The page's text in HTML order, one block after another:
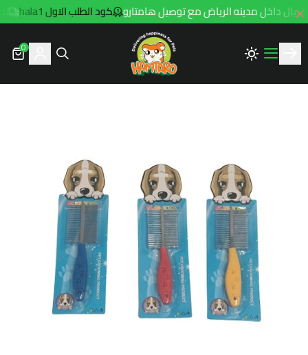
كود الطلب الاول hala1
Hamtaro
0